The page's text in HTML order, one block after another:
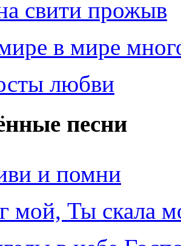
свити прожыв
в мире
любви
песни
и помни
мой, Ты скала